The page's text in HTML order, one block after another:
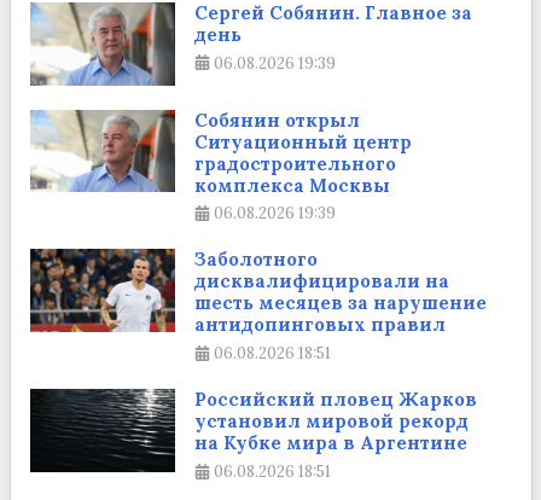
Сергей Собянин. Главное за
день
06.08.2026 19:39
Собянин открыл
Ситуационный центр
градостроительного
комплекса Москвы
06.08.2026 19:39
Заболотного
дисквалифицировали на
шесть месяцев за нарушение
антидопинговых правил
06.08.2026 18:51
Российский пловец Жарков
установил мировой рекорд
на Кубке мира в Аргентине
06.08.2026 18:51